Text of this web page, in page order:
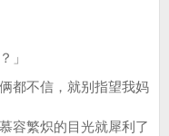
」
不信，就别指望我妈
容繁炽的目光就犀利了